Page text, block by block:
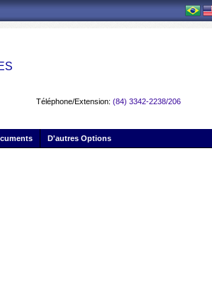
Téléphone/Extension: (84) 3342-2238/206
D'autres Options